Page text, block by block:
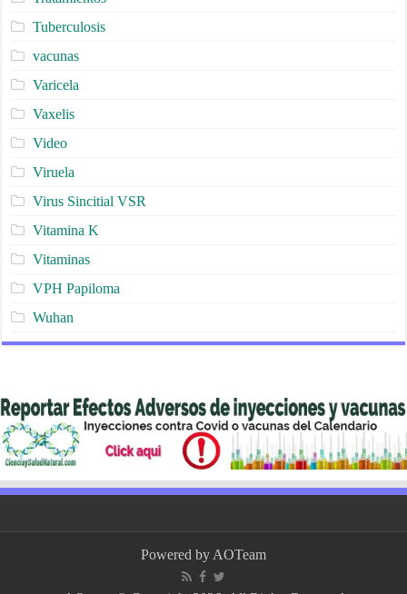
Tuberculosis
vacunas
Varicela
Vaxelis
Video
Viruela
Virus Sincitial VSR
Vitamina K
Vitaminas
VPH Papiloma
Wuhan
Powered by AOTeam